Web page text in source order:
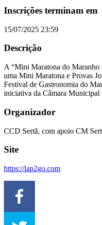
Inscrições terminam em
15/07/2025 23:59
Descrição
A “Mini Maratona do
uma Mini Maratona e Provas
Festival de Gastronomia do
iniciativa da Câmara Municipal
Organizador
CCD Sertã, com apoio CM
Site
https://lap2go.com